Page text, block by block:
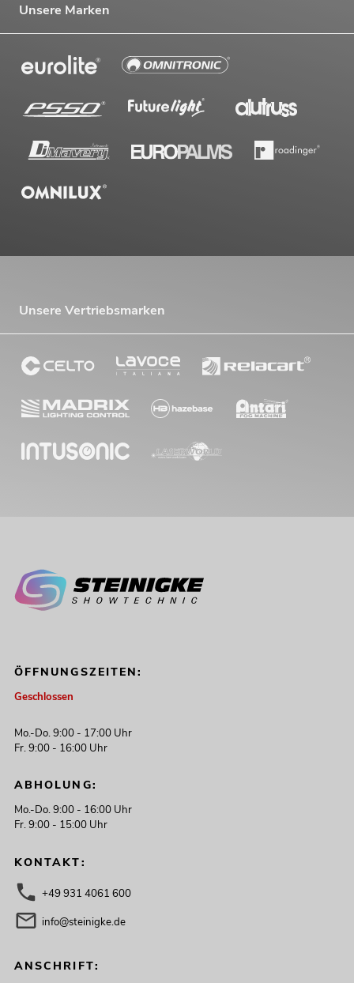
Unsere Marken
Unsere Vertriebsmarken
ÖFFNUNGSZEITEN:
Geschlossen
Mo.-Do. 9:00 - 17:00 Uhr
Fr. 9:00 - 16:00 Uhr
ABHOLUNG:
Mo.-Do. 9:00 - 16:00 Uhr
Fr. 9:00 - 15:00 Uhr
KONTAKT:
+49 931 4061 600
info@steinigke.de
ANSCHRIFT: